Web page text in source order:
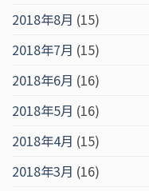
2018年8月 (15)
2018年7月 (15)
2018年6月 (16)
2018年5月 (16)
2018年4月 (15)
2018年3月 (16)